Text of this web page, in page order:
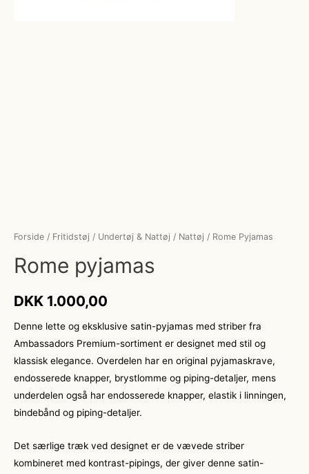
Forside / Fritidstøj / Undertøj & Nattøj / Nattøj / Rome Pyjamas
Rome pyjamas
DKK 1.000,00
Denne lette og eksklusive satin-pyjamas med striber fra
Ambassadors Premium-sortiment er designet med stil og
klassisk elegance. Overdelen har en original pyjamaskrave,
endosserede knapper, brystlomme og piping-detaljer, mens
underdelen også har endosserede knapper, elastik i linningen,
bindebånd og piping-detaljer.
Det særlige træk ved designet er de vævede striber
kombineret med kontrast-pipings, der giver denne satin-